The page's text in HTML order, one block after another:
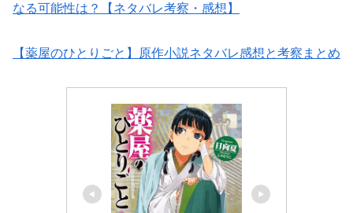
なる可能性は？【ネタバレ考察・感想】
【薬屋のひとりごと】原作小説ネタバレ感想と考察まとめ